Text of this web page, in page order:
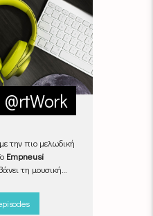
την πιο μελωδική
Empneusi
τη μουσική
από τις 07.00
Επιλεγμένα